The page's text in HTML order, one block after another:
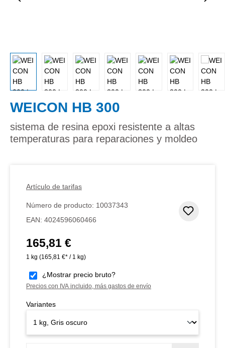
WEICON HB 300
sistema de resina epoxi resistente a altas
temperaturas para reparaciones y moldeo
Artículo de tarifas
Número de producto: 10037343
EAN: 4024596060466
Precio normal:
165,81 €
1 kg (165,81 €* / 1 kg)
¿Mostrar precio bruto?
Precios con IVA incluido, más gastos de envío
Variantes